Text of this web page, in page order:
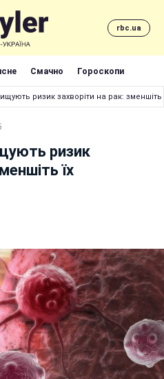
rbc.ua
Смачно Гороскопи
ризик захворіти на рак:
ризик
їх